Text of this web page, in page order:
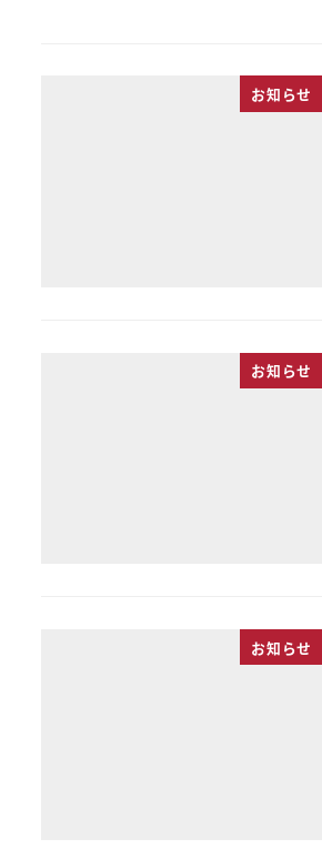
お知らせ
お知らせ
お知らせ